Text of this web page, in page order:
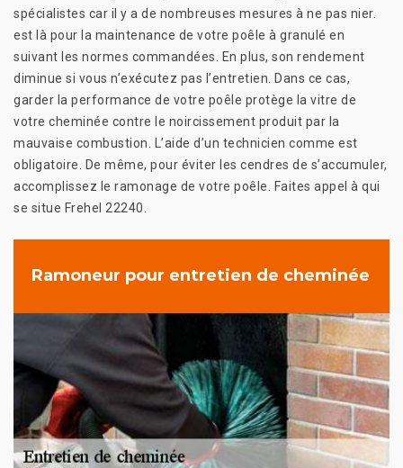
spécialistes car il y a de nombreuses mesures à ne pas nier.
est là pour la maintenance de votre poêle à granulé en
suivant les normes commandées. En plus, son rendement
diminue si vous n’exécutez pas l’entretien. Dans ce cas,
garder la performance de votre poêle protège la vitre de
votre cheminée contre le noircissement produit par la
mauvaise combustion. L’aide d’un technicien comme est
obligatoire. De même, pour éviter les cendres de s’accumuler,
accomplissez le ramonage de votre poêle. Faites appel à qui
se situe Frehel 22240.
Ramoneur pour entretien de cheminée